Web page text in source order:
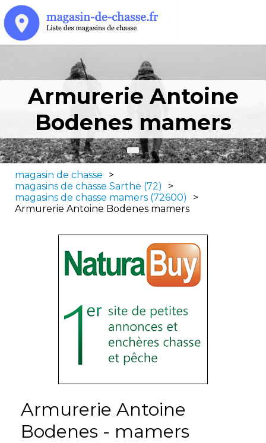
Armurerie Antoine
Bodenes mamers
magasin de chasse
>
magasins de chasse Sarthe (72)
>
magasins de chasse mamers (72600)
>
Armurerie Antoine Bodenes mamers
Armurerie Antoine
Bodenes - mamers